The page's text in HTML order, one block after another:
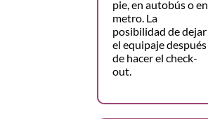
pie, en autobús o en
metro. La
posibilidad de dejar
el equipaje después
de hacer el check-
out.